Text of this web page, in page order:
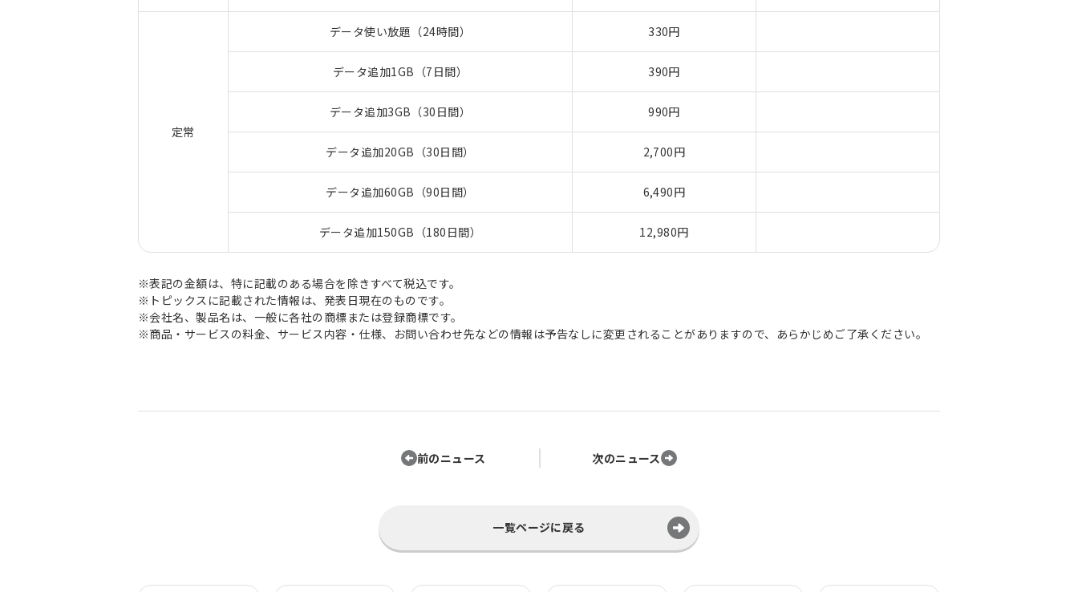
定常
データ使い放題（24時間） 330円
データ追加1GB（7日間） 390円
データ追加3GB（30日間） 990円
データ追加20GB（30日間） 2,700円
データ追加60GB（90日間） 6,490円
データ追加150GB（180日間） 12,980円
※表記の金額は、特に記載のある場合を除きすべて税込です。
※トピックスに記載された情報は、発表日現在のものです。
※会社名、製品名は、一般に各社の商標または登録商標です。
※商品・サービスの料金、サービス内容・仕様、お問い合わせ先などの情報は予告なしに変更されることがありますので、あらかじめご了承ください。
前のニュース 次のニュース
一覧ページに戻る